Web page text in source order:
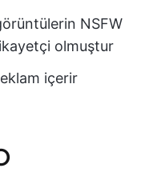
NSFW
olmuştur
içerir